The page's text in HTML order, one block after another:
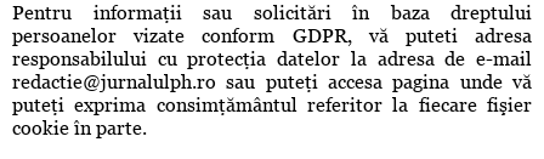
Pentru informaţii sau solicitări în baza dreptului
persoanelor vizate conform GDPR, vă puteti adresa
responsabilului cu protecţia datelor la adresa de e-mail
redactie@jurnalulph.ro sau puteţi accesa pagina unde vă
puteţi exprima consimţământul referitor la fiecare fişier
cookie în parte.